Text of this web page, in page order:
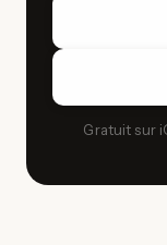
Gratuit sur